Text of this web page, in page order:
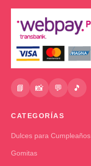
📘 📸 💬 🎵
CATEGORÍAS
Dulces para Cumpleaños
Gomitas